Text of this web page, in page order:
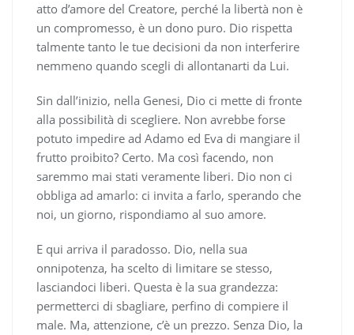
atto d’amore del Creatore, perché la libertà non è
un compromesso, è un dono puro. Dio rispetta
talmente tanto le tue decisioni da non interferire
nemmeno quando scegli di allontanarti da Lui.
Sin dall’inizio, nella Genesi, Dio ci mette di fronte
alla possibilità di scegliere. Non avrebbe forse
potuto impedire ad Adamo ed Eva di mangiare il
frutto proibito? Certo. Ma così facendo, non
saremmo mai stati veramente liberi. Dio non ci
obbliga ad amarlo: ci invita a farlo, sperando che
noi, un giorno, rispondiamo al suo amore.
E qui arriva il paradosso. Dio, nella sua
onnipotenza, ha scelto di limitare se stesso,
lasciandoci liberi. Questa è la sua grandezza:
permetterci di sbagliare, perfino di compiere il
male. Ma, attenzione, c’è un prezzo. Senza Dio, la